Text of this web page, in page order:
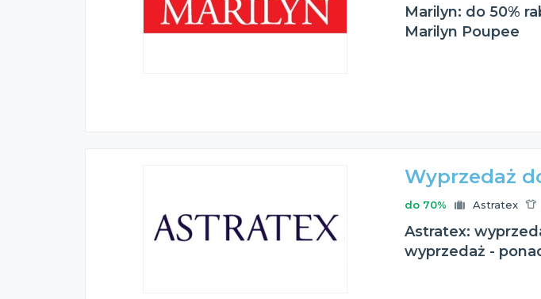
Marilyn: do 50%
Marilyn Poupee
Wyprzedaż
do 70% Astratex
Astratex:
wyprzedaż -